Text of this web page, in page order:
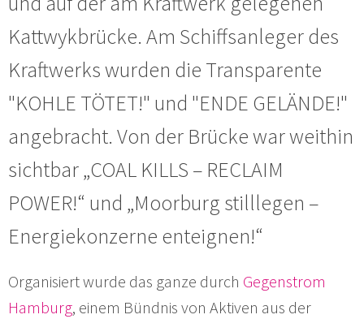
Kattwykbrücke. Am Schiffsanleger des
Kraftwerks wurden die Transparente
"KOHLE TÖTET!" und "ENDE GELÄNDE!"
angebracht. Von der Brücke war weithin
sichtbar „COAL KILLS – RECLAIM
POWER!“ und „Moorburg stilllegen –
Energiekonzerne enteignen!“
Organisiert wurde das ganze durch Gegenstrom
Hamburg, einem Bündnis von Aktiven aus der